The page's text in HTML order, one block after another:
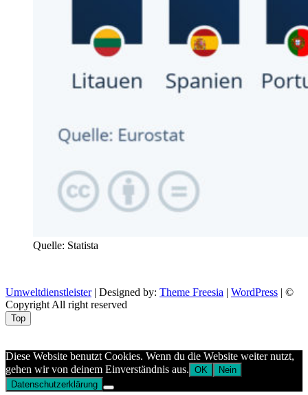
Quelle: Statista
Umweltdienstleister| Designed by: Theme Freesia | WordPress | ©
Copyright All right reserved
Top
Diese Website benutzt Cookies. Wenn du die Website weiter nutzt,
gehen wir von deinem Einverständnis aus. OK
Nein
Datenschutzerklärung